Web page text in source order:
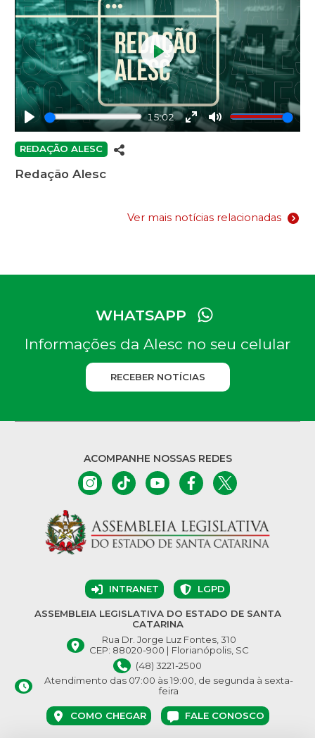
Play
15:02
EnterMute
Play
REDAÇÃO ALESC
Redação Alesc
Ver mais notícias relacionadas
WHATSAPP
Informações da Alesc no seu celular
RECEBER NOTÍCIAS
ACOMPANHE NOSSAS REDES
INTRANET LGPD
ASSEMBLEIA LEGISLATIVA DO ESTADO DE SANTA
CATARINA
Rua Dr. Jorge Luz Fontes, 310
CEP: 88020-900 | Florianópolis, SC
(48) 3221-2500
Atendimento das 07:00 às 19:00, de segunda à sexta-
feira
COMO CHEGAR FALE CONOSCO